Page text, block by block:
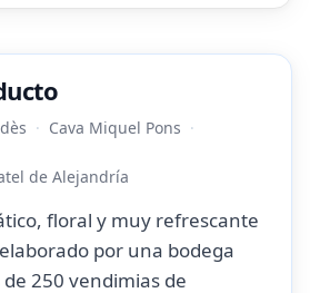
Cava Miquel Pons
de Alejandría
floral y muy refrescante
por una bodega
250 vendimias de